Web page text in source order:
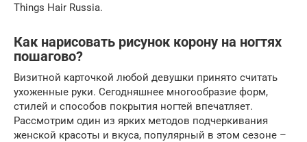
Things Hair Russia.
Как нарисовать рисунок корону на ногтях
пошагово?
Визитной карточкой любой девушки принято считать
ухоженные руки. Сегодняшнее многообразие форм,
стилей и способов покрытия ногтей впечатляет.
Рассмотрим один из ярких методов подчеркивания
женской красоты и вкуса, популярный в этом сезоне –